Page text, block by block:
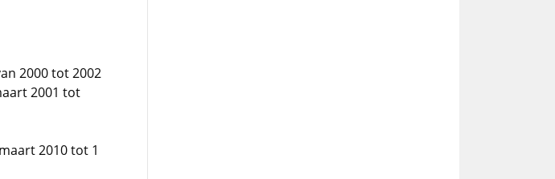
2000 tot 2002
2001 tot
2010 tot 1